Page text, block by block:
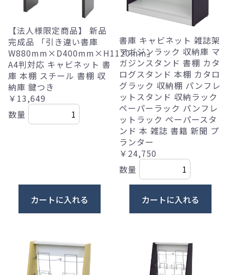
【法人様限定商品】 新品
完成品 「引き違い書庫
W880mm×D400mm×H1120mm」
A4判対応 キャビネット 書
庫 本棚 スチール 書棚 収
納庫 鍵つき
￥13,649
数量
カートに入れる
書庫 キャビネット 雑誌架
マガジンラック 収納庫 マ
ガジンスタンド 書棚 カタ
ログスタンド 本棚 カタロ
グラック 収納棚 パンフレ
ットスタンド 収納ラック
ペーパーラック パンフレ
ットラック ペーパースタ
ンド 本 雑誌 書籍 新聞 プ
ランター
￥24,750
数量
カートに入れる